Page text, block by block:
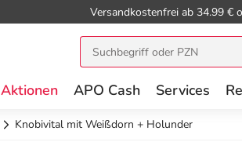
Versandkostenfrei ab 34.99 €
Aktionen APO Cash Services
Knobivital mit Weißdorn + Holunder